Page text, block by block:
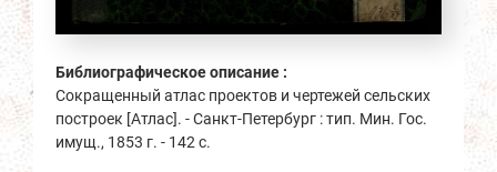
Библиографическое описание :
Сокращенный атлас проектов и чертежей сельских
построек [Атлас]. - Санкт-Петербург : тип. Мин. Гос.
имущ., 1853 г. - 142 с.